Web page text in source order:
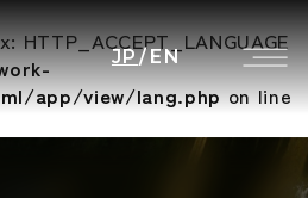
HTTP_ACCEPT_LANGUAGE
app/view/lang.phpon line
JP/EN